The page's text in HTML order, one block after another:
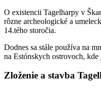
O existencii Tagelharpy v
rôzne archeologické a
14.tého storočia.
Dodnes sa stále používa na
na Estónskych ostrovoch,
Zloženie a stavba